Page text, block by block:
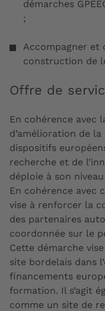
démarches
;
Accompagner et
construction de
Offre de
En cohérence avec
d’amélioration de
dispositifs
recherche et de
déploie à son
En cohérence avec
vise à renforcer la
des partenaires
coordonnée sur le
Cette démarche
site bordelais dans
financements
formation. Il s’agit
comme un site de